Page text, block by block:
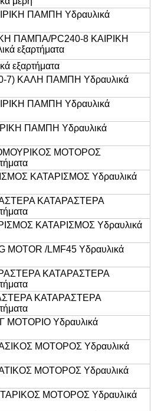
ΠΑΜΠΗ Υδραυλικά
ΠΑΜΠΑ/PC240-8 ΚΑΙΡΙΚΗ
εξαρτήματα
εξαρτήματα
7) ΚΑΛΗ ΠΑΜΠΗ Υδραυλικά
ΠΑΜΠΗ Υδραυλικά
ΠΑΜΠΗ Υδραυλικά
ΜΟΤΟΡΟΣ
ΚΑΤΑΡΙΣΜΟΣ Υδραυλικά
ΚΑΤΑΡΑΣΤΕΡΑ
ΚΑΤΑΡΙΣΜΟΣ Υδραυλικά
MOTOR /LMF45 Υδραυλικά
ΚΑΤΑΡΑΣΤΕΡΑ
ΚΑΤΑΡΑΣΤΕΡΑ
ΜΟΤΟΡΙΟ Υδραυλικά
ΜΟΤΟΡΟΣ Υδραυλικά
ΜΟΤΟΡΟΣ Υδραυλικά
ΜΟΤΟΡΟΣ Υδραυλικά